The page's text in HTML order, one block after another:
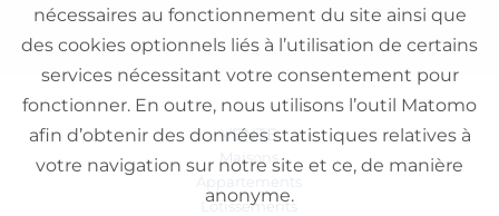
VENTE
Maisons
Appartements
Lotissements
nécessaires au fonctionnement du site ainsi que
des cookies optionnels liés à l’utilisation de certains
services nécessitant votre consentement pour
fonctionner. En outre, nous utilisons l’outil Matomo
afin d’obtenir des données statistiques relatives à
votre navigation sur notre site et ce, de manière
anonyme.